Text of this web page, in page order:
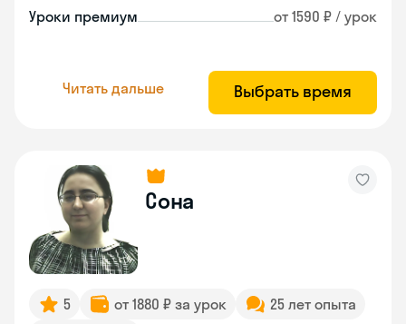
Уроки премиум от 1590 ₽ / урок
Читать дальше Выбрать время
Сона
5 от 1880 ₽ за урок
25 лет опыта